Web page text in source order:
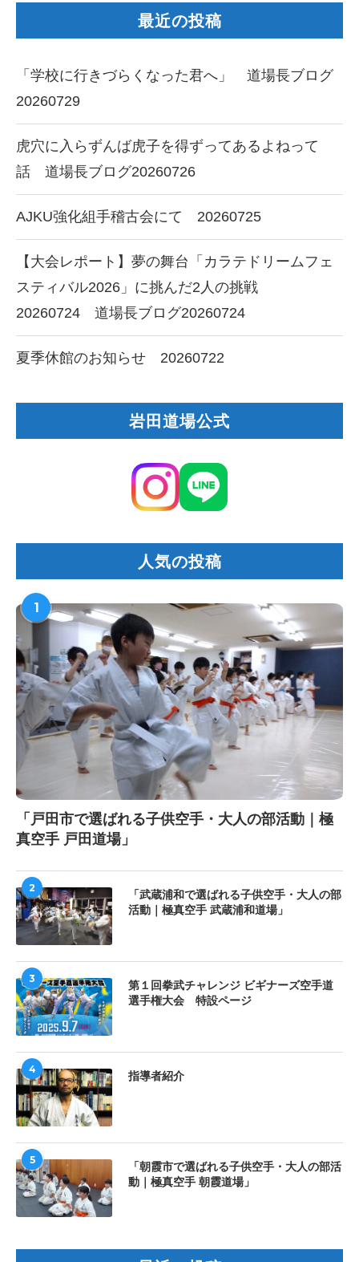
最近の投稿
「学校に行きづらくなった君へ」 道場長ブログ
20260729
虎穴に入らずんば虎子を得ずってあるよねって
話 道場長ブログ20260726
AJKU強化組手稽古会にて 20260725
【大会レポート】夢の舞台「カラテドリームフェ
スティバル2026」に挑んだ2人の挑戦
20260724 道場長ブログ20260724
夏季休館のお知らせ 20260722
岩田道場公式
人気の投稿
1
「戸田市で選ばれる子供空手・大人の部活動｜極
真空手 戸田道場」
2
「武蔵浦和で選ばれる子供空手・大人の部
活動｜極真空手 武蔵浦和道場」
3
第１回拳武チャレンジ ビギナーズ空手道
選手権大会 特設ページ
4
指導者紹介
5
「朝霞市で選ばれる子供空手・大人の部活
動｜極真空手 朝霞道場」